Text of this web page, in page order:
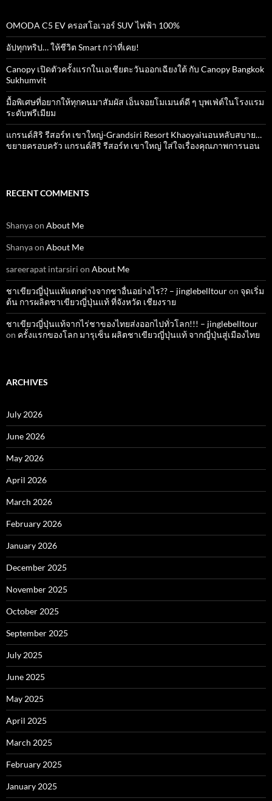
OMODA C5 EV ครอสโอเวอร์ SUV ไฟฟ้า 100%
อัปทุกทริป… ให้ชีวิต Smart กว่าที่เคย!
Canopy เปิดตัวครั้งแรกในเอเชียตะวันออกเฉียงใต้ กับ Canopy Bangkok
Sukhumvit
มื้อพิเศษที่อยากให้ทุกคนมาสัมผัส เอ็นจอยโมเมนต์ดี ๆ บุพเฟ่ต์ในโรงแรม
ระดับพรีเมียม
แกรนด์สิริ​ รีสอร์ท​ เขาใหญ่​-Grandsiri​ Resort​ Khaoyaiนอนหลับสบาย…
ขยายครอบครัว แกรนด์สิริ รีสอร์ท เขาใหญ่ ใส่ใจเรื่องคุณภาพการนอน
RECENT COMMENTS
Shanyaon About Me
Shanyaon About Me
sareerapat intarsiri on About Me
ชาเขียวญี่ปุ่นแท้แตกต่างจากชาอื่นอย่างไร?? – jinglebelltouron จุดเริ่ม
ต้น การผลิตชาเขียวญี่ปุ่นแท้ ที่จังหวัด เชียงราย
ชาเขียวญี่ปุ่นแท้จากไร่ชาของไทยส่งออกไปทั่วโลก!!! – jinglebelltour
on ครั้งแรกของโลก มารุเซ็น ผลิตชาเขียวญี่ปุ่นแท้ จากญี่ปุ่นสู่เมืองไทย
ARCHIVES
July 2026
June 2026
May 2026
April 2026
March 2026
February 2026
January 2026
December 2025
November 2025
October 2025
September 2025
July 2025
June 2025
May 2025
April 2025
March 2025
February 2025
January 2025